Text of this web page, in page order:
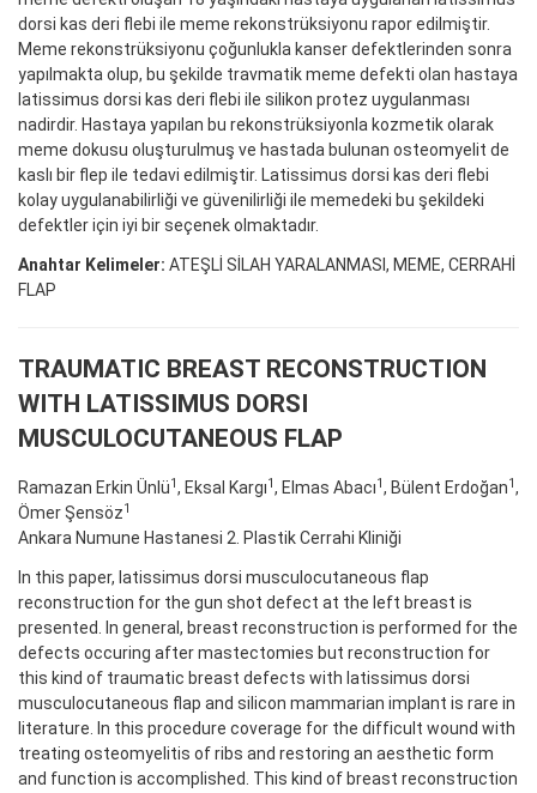
dorsi kas deri flebi ile meme rekonstrüksiyonu rapor edilmiştir.
Meme rekonstrüksiyonu çoğunlukla kanser defektlerinden sonra
yapılmakta olup, bu şekilde travmatik meme defekti olan hastaya
latissimus dorsi kas deri flebi ile silikon protez uygulanması
nadirdir. Hastaya yapılan bu rekonstrüksiyonla kozmetik olarak
meme dokusu oluşturulmuş ve hastada bulunan osteomyelit de
kaslı bir flep ile tedavi edilmiştir. Latissimus dorsi kas deri flebi
kolay uygulanabilirliği ve güvenilirliği ile memedeki bu şekildeki
defektler için iyi bir seçenek olmaktadır.
Anahtar Kelimeler: ATEŞLİ SİLAH YARALANMASI, MEME, CERRAHİ
FLAP
TRAUMATIC BREAST RECONSTRUCTION
WITH LATISSIMUS DORSI
MUSCULOCUTANEOUS FLAP
Ramazan Erkin Ünlü1, Eksal Kargı1, Elmas Abacı1, Bülent Erdoğan1,
Ömer Şensöz1
Ankara Numune Hastanesi 2. Plastik Cerrahi Kliniği
In this paper, latissimus dorsi musculocutaneous flap
reconstruction for the gun shot defect at the left breast is
presented. In general, breast reconstruction is performed for the
defects occuring after mastectomies but reconstruction for
this kind of traumatic breast defects with latissimus dorsi
musculocutaneous flap and silicon mammarian implant is rare in
literature. In this procedure coverage for the difficult wound with
treating osteomyelitis of ribs and restoring an aesthetic form
and function is accomplished. This kind of breast reconstruction